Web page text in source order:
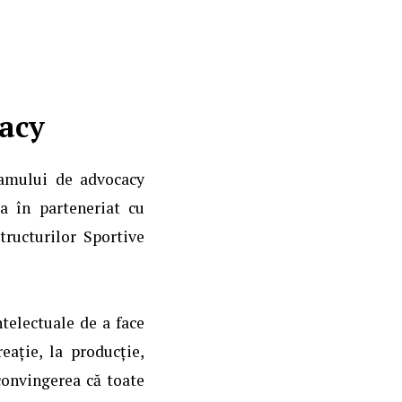
de advocacy
în parteneriat cu
Sportive
de a face
la producție,
că toate